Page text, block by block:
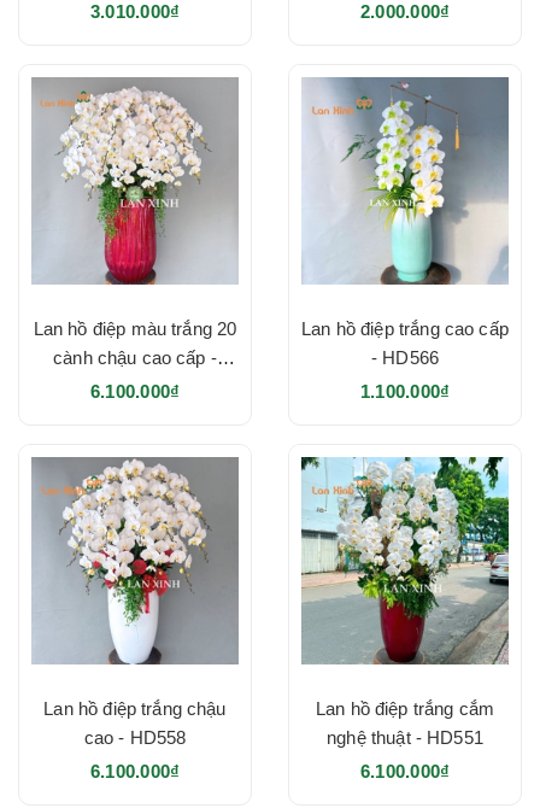
3.010.000₫
2.000.000₫
Lan hồ điệp màu trắng 20
cành chậu cao cấp -
HD569
6.100.000₫
Lan hồ điệp trắng cao cấp
- HD566
1.100.000₫
Lan hồ điệp trắng chậu
cao - HD558
6.100.000₫
Lan hồ điệp trắng cắm
nghệ thuật - HD551
6.100.000₫